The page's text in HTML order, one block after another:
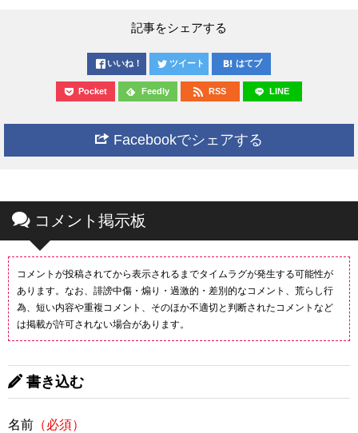
記事をシェアする
いいね！ ツイート はてブ
Pocket Feedly RSS LINE
Facebookでシェアする
コメント掲示板
コメントが投稿されてから表示されるまでタイムラグが発生する可能性が
あります。なお、誹謗中傷・煽り・過激的・差別的なコメント、荒らし行
為、短い内容や重複コメント、そのほか不適切と判断されたコメントなど
は掲載が許可されない場合があります。
書き込む
名前 （必須）